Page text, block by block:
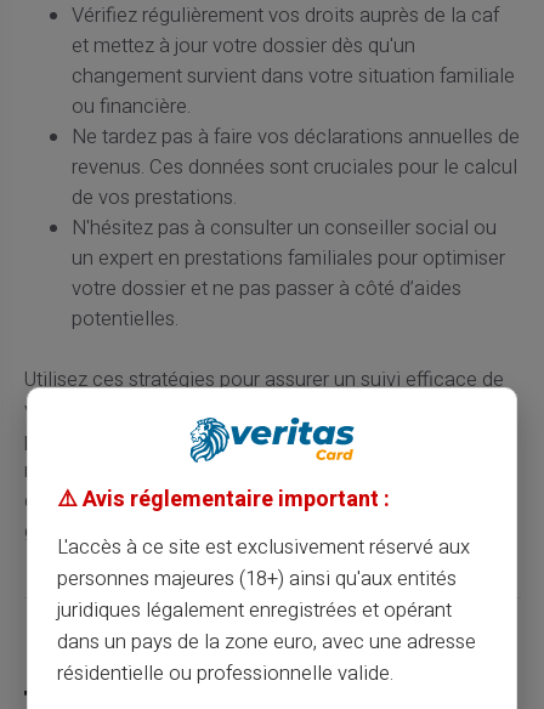
Vérifiez régulièrement vos droits auprès de la caf
et mettez à jour votre dossier dès qu'un
changement survient dans votre situation familiale
ou financière.
Ne tardez pas à faire vos déclarations annuelles de
revenus. Ces données sont cruciales pour le calcul
de vos prestations.
N'hésitez pas à consulter un conseiller social ou
un expert en prestations familiales pour optimiser
votre dossier et ne pas passer à côté d’aides
potentielles.
Utilisez ces stratégies pour assurer un suivi efficace de
vos droits à prestations et ainsi sécuriser le mieux
possible votre situation financière face à l'évolution
rapide de vos obligations familiales. N’oubliez jamais
qu’un petit effort administratif peut souvent rapporter
gros !
Partager cet article
⚠️ Avis réglementaire important :
L'accès à ce site est exclusivement réservé aux
personnes majeures (18+) ainsi qu'aux entités
juridiques légalement enregistrées et opérant
dans un pays de la zone euro, avec une adresse
résidentielle ou professionnelle valide.